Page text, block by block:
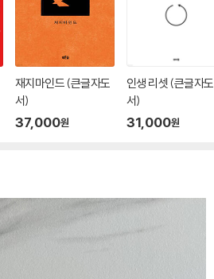
재지마인드 (큰글자도
서)
37,000원
인생 리셋 (큰글자도
서)
31,000원